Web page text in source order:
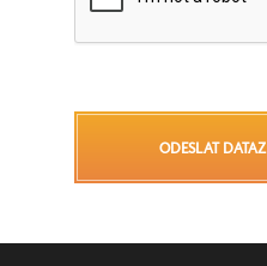
ODESLAT DATAZ